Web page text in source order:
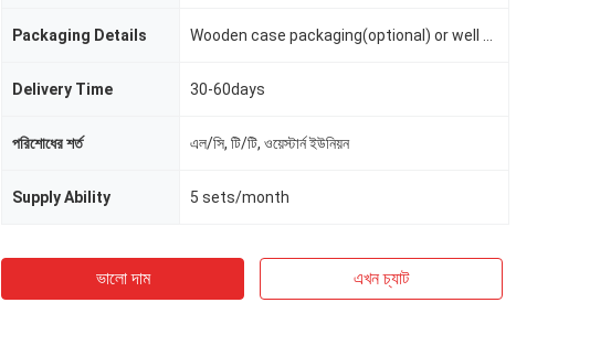
Packaging Details
Delivery Time 30-60days
পরিশোধের শর্ত এল/সি, টি/টি, ওয়েস্টার্ন ইউনিয়ন
Supply Ability 5 sets/month
ভালো দাম এখন চ্যাট